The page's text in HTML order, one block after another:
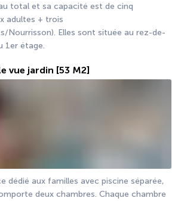
total et sa capacité est de cinq
adultes + trois
Nourrisson). Elles sont située au rez-de-
1er étage.
vue jardin [53 M2]
dédié aux familles avec piscine séparée,
deux chambres. Chaque chambre